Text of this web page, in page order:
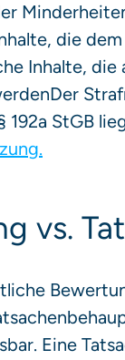
die
Inhalte, die
192a StGB
vs.
Eine